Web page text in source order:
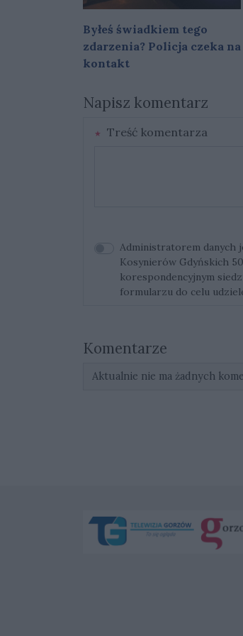
Byłeś świadkiem tego
zdarzenia? Policja czeka na
kontakt
Napisz komentarz
Treść komentarza
Administratorem danych
Kosynierów Gdyńskich
korespondencyjnym
formularzu do celu
Komentarze
Aktualnie nie ma żadnych